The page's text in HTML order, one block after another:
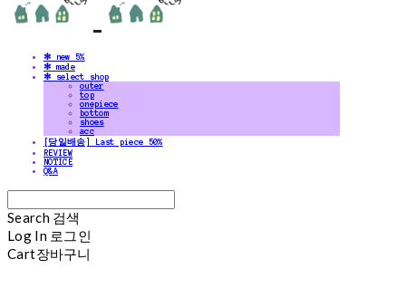
✻ new 5%
✻ made
✻ select shop
outer
top
onepiece
bottom
shoes
acc
[당일배송] Last piece 50%
REVIEW
NOTICE
Q&A
Search 검색
Log In 로그인
Cart장바구니